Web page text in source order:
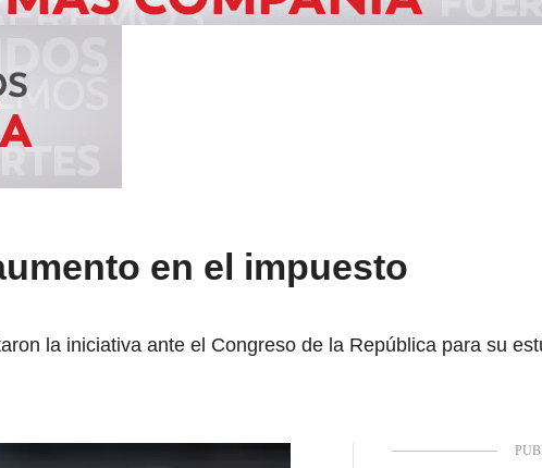
en el impuesto
la iniciativa ante el Congreso de la República para su